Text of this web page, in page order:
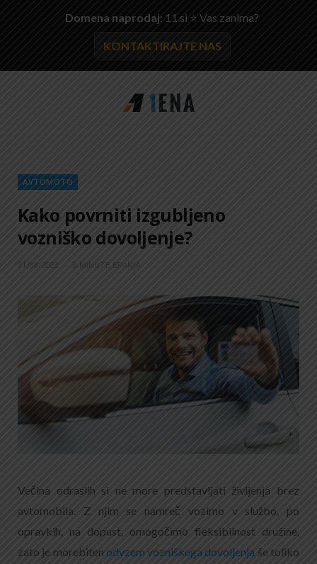
Domena naprodaj: 11.si ⭐ Vas zanima?
KONTAKTIRAJTE NAS
AVTOMOTO
Kako povrniti izgubljeno
vozniško dovoljenje?
01/08/2022 3 MINUTE BRANJA
Večina odraslih si ne more predstavljati življenja brez
avtomobila. Z njim se namreč vozimo v službo, po
opravkih, na dopust, omogočimo fleksibilnost družine,
zato je morebiten odvzem vozniškega dovoljenja še toliko